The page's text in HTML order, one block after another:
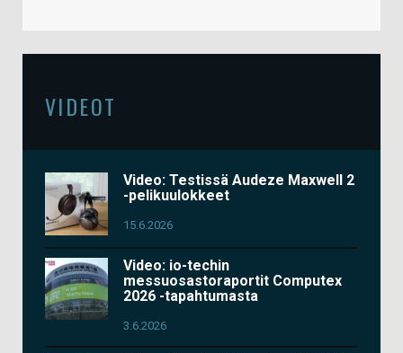
VIDEOT
Video: Testissä Audeze Maxwell 2
-pelikuulokkeet
15.6.2026
Video: io-techin
messuosastoraportit Computex
2026 -tapahtumasta
3.6.2026